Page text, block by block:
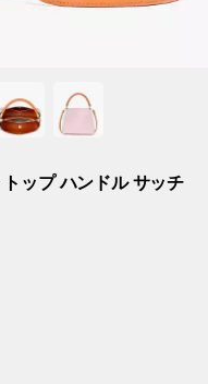
ップ ハンドル サッチ